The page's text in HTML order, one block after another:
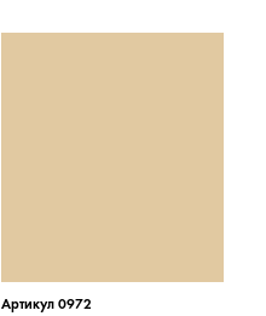
Артикул 0972